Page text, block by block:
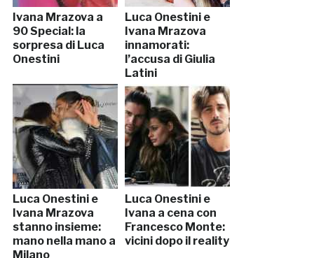
Ivana Mrazova a
90 Special: la
sorpresa di Luca
Onestini
Luca Onestini e
Ivana Mrazova
innamorati:
l’accusa di Giulia
Latini
Luca Onestini e
Ivana Mrazova
stanno insieme:
mano nella mano a
Milano
Luca Onestini e
Ivana a cena con
Francesco Monte:
vicini dopo il reality